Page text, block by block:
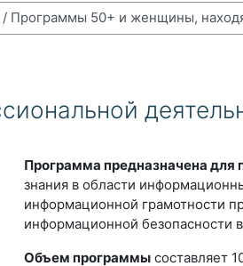
Программа предназначена
знания в области
информационной грамотности
информационной безопасности
Объем программы составляет